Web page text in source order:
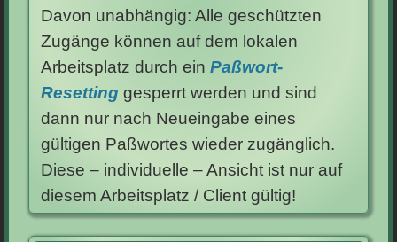
Davon unabhängig: Alle geschützten
Zugänge können auf dem lokalen
Arbeitsplatz durch ein Paßwort-
Resettinggesperrt werden und sind
dann nur nach Neueingabe eines
gültigen Paßwortes wieder zugänglich.
Diese – individuelle – Ansicht ist nur auf
diesem Arbeitsplatz / Client gültig!